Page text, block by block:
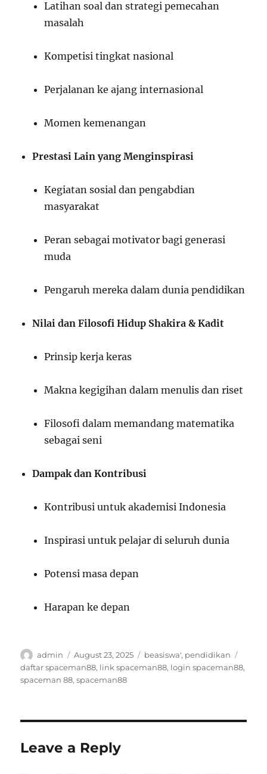
Latihan soal dan strategi pemecahan
masalah
Kompetisi tingkat nasional
Perjalanan ke ajang internasional
Momen kemenangan
Prestasi Lain yang Menginspirasi
Kegiatan sosial dan pengabdian
masyarakat
Peran sebagai motivator bagi generasi
muda
Pengaruh mereka dalam dunia pendidikan
Nilai dan Filosofi Hidup Shakira & Kadit
Prinsip kerja keras
Makna kegigihan dalam menulis dan riset
Filosofi dalam memandang matematika
sebagai seni
Dampak dan Kontribusi
Kontribusi untuk akademisi Indonesia
Inspirasi untuk pelajar di seluruh dunia
Potensi masa depan
Harapan ke depan
Author
admin
Posted
on
August 23, 2025 Categories
beasiswa', pendidikan
daftar spaceman88, link spaceman88, login spaceman88,
spaceman 88,spaceman88
Leave a Reply